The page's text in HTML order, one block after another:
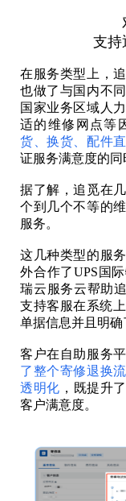
支持
在服务类型上，
也做了与国内不
国家业务区域人
适的维修网点等
货、换货、配件
证服务满意度的同
据了解，追觅在
个到几个不等的
服务。
这几种类型的服
外合作了UPS国
瑞云服务云帮助
支持客服在系统
单据信息并且明确
客户在自助服务
了整个寄修退换
透明化 ，既提升
客户满意度。